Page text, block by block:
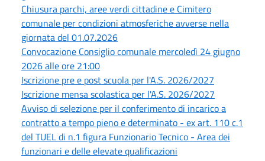
Chiusura parchi, aree verdi cittadine e Cimitero
comunale per condizioni atmosferiche avverse nella
giornata del 01.07.2026
Convocazione Consiglio comunale mercoledì 24 giugno
2026 alle ore 21:00
Iscrizione pre e post scuola per l'A.S. 2026/2027
Iscrizione mensa scolastica per l'A.S. 2026/2027
Avviso di selezione per il conferimento di incarico a
contratto a tempo pieno e determinato - ex art. 110 c.1
del TUEL di n.1 figura Funzionario Tecnico - Area dei
funzionari e delle elevate qualificazioni